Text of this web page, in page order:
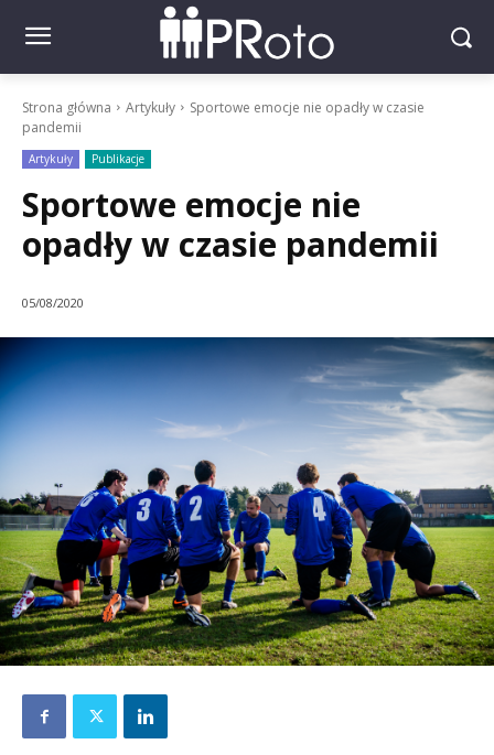
Strona główna Artykuły
Sportowe emocje nie opadły w czasie
pandemii
Artykuły Publikacje
Sportowe emocje nie
opadły w czasie pandemii
05/08/2020